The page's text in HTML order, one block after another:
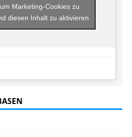
Marketing-Cookies zu
diesen Inhalt zu aktivieren